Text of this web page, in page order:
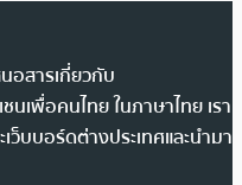
อสารเกี่ยวกับ
นเพื่อคนไทย ในภาษาไทย เรา
ว็บบอร์ดต่างประเทศและนำมา